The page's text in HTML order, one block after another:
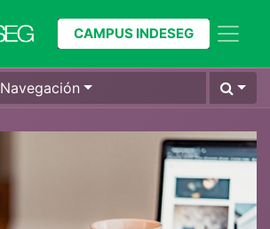
CAMPUS INDESEG
Navegación